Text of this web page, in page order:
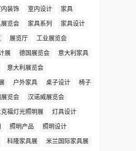
装饰 室内设计
家具
展览会 家具系列
家具设计
展览厅
工业展览会
展
德国展览会
意大利家具
意大利展览会
户外家具 桌子设计
椅子
展览会
汉诺威展览会
福灯光照明展
灯具设计
照明产品
照明设计
科隆家具展
米兰国际家具展